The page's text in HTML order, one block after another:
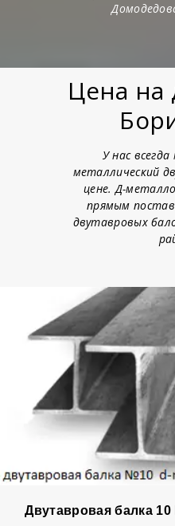
Цена на
У нас
металлический
цене. Д-
прямым
двутавровых
Двутавровая балка